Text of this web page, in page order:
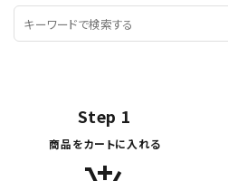
Step 1
商品をカートに入れる